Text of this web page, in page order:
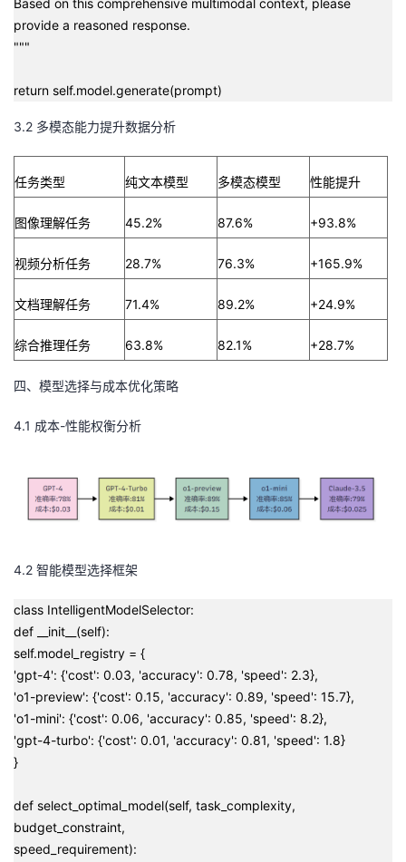
Based on this comprehensive multimodal context, please
provide a reasoned response.
"""
return self.model.generate(prompt)
3.2 多模态能力提升数据分析
任务类型 纯文本模型 多模态模型 性能提升
图像理解任务 45.2% 87.6% +93.8%
视频分析任务 28.7% 76.3% +165.9%
文档理解任务 71.4% 89.2% +24.9%
综合推理任务 63.8% 82.1% +28.7%
四、模型选择与成本优化策略
4.1 成本-性能权衡分析
4.2 智能模型选择框架
class IntelligentModelSelector:
def __init__(self):
self.model_registry = {
'gpt-4': {'cost': 0.03, 'accuracy': 0.78, 'speed': 2.3},
'o1-preview': {'cost': 0.15, 'accuracy': 0.89, 'speed': 15.7},
'o1-mini': {'cost': 0.06, 'accuracy': 0.85, 'speed': 8.2},
'gpt-4-turbo': {'cost': 0.01, 'accuracy': 0.81, 'speed': 1.8}
}
def select_optimal_model(self, task_complexity,
budget_constraint,
speed_requirement):